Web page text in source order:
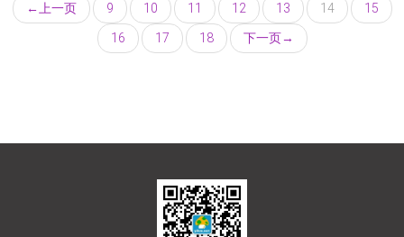
← 上一页 9 10 11 12 13 14 15
16 17 18 下一页→